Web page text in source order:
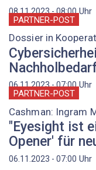
08.11.2023 - 08:00Uhr
PARTNER-POST
Dossier in
06.11.2023 - 07:00Uhr
PARTNER-POST
Cashman: Ingram
"Eyesight ist
Opener' für
06.11.2023 - 07:00 Uhr